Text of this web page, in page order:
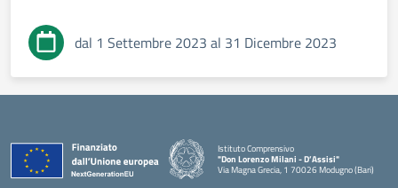
dal 1 Settembre 2023 al 31 Dicembre 2023
Istituto Comprensivo
"Don Lorenzo Milani - D’Assisi"
Via Magna Grecia, 1 70026 Modugno (Bari)
— Visita la pagina iniziale della scuola